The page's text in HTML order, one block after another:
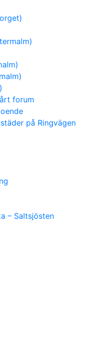
forum
på Ringvägen
– Saltsjösten